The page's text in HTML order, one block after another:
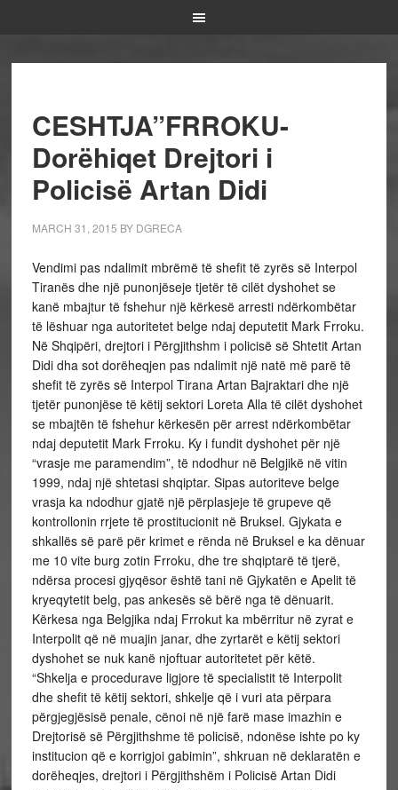
CESHTJA”FRROKU-
Dorëhiqet Drejtori i
Policisë Artan Didi
MARCH 31, 2015 BY DGRECA
Vendimi pas ndalimit mbrëmë të shefit të zyrës së Interpol
Tiranës dhe një punonjëseje tjetër të cilët dyshohet se
kanë mbajtur të fshehur një kërkesë arresti ndërkombëtar
të lëshuar nga autoritetet belge ndaj deputetit Mark Frroku.
Në Shqipëri, drejtori i Përgjithshm i policisë së Shtetit Artan
Didi dha sot dorëheqjen pas ndalimit një natë më parë të
shefit të zyrës së Interpol Tirana Artan Bajraktari dhe një
tjetër punonjëse të këtij sektori Loreta Alla të cilët dyshohet
se mbajtën të fshehur kërkesën për arrest ndërkombëtar
ndaj deputetit Mark Frroku. Ky i fundit dyshohet për një
“vrasje me paramendim”, të ndodhur në Belgjikë në vitin
1999, ndaj një shtetasi shqiptar. Sipas autoriteve belge
vrasja ka ndodhur gjatë një përplasjeje të grupeve që
kontrollonin rrjete të prostitucionit në Bruksel. Gjykata e
shkallës së parë për krimet e rënda në Bruksel e ka dënuar
me 10 vite burg zotin Frroku, dhe tre shqiptarë të tjerë,
ndërsa procesi gjyqësor është tani në Gjykatën e Apelit të
kryeqytetit belg, pas ankesës së bërë nga të dënuarit.
Kërkesa nga Belgjika ndaj Frrokut ka mbërritur në zyrat e
Interpolit që në muajin janar, dhe zyrtarët e këtij sektori
dyshohet se nuk kanë njoftuar autoritetet për këtë.
“Shkelja e procedurave ligjore të specialistit të Interpolit
dhe shefit të këtij sektori, shkelje që i vuri ata përpara
përgjegjësisë penale, cënoi në një farë mase imazhin e
Drejtorisë së Përgjithshme të policisë, ndonëse ishte po ky
institucion që e korrigjoi gabimin”, shkruan në deklaratën e
dorëheqjes, drejtori i Përgjithshëm i Policisë Artan Didi